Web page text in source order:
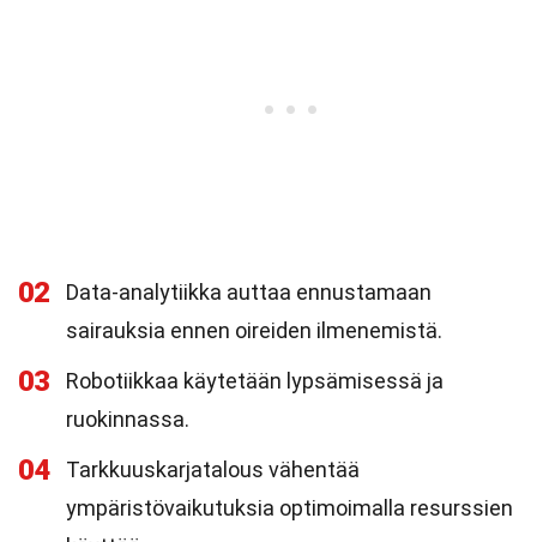
02
Data-analytiikka auttaa ennustamaan
sairauksia ennen oireiden ilmenemistä.
03
Robotiikkaa käytetään lypsämisessä ja
ruokinnassa.
04
Tarkkuuskarjatalous vähentää
ympäristövaikutuksia optimoimalla resurssien